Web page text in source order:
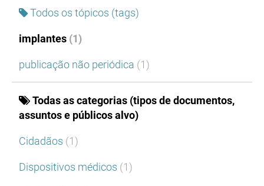
Todos os tópicos (tags)
implantes (1)
publicação não periódica (1)
Todas as categorias (tipos de documentos,
assuntos e públicos alvo)
Cidadãos (1)
Dispositivos médicos (1)